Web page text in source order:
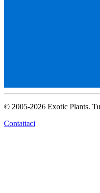
© 2005-2026 Exotic Plants.
Contattaci